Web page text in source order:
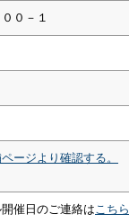
０－１
ージより確認する。
催日のご連絡は こちら